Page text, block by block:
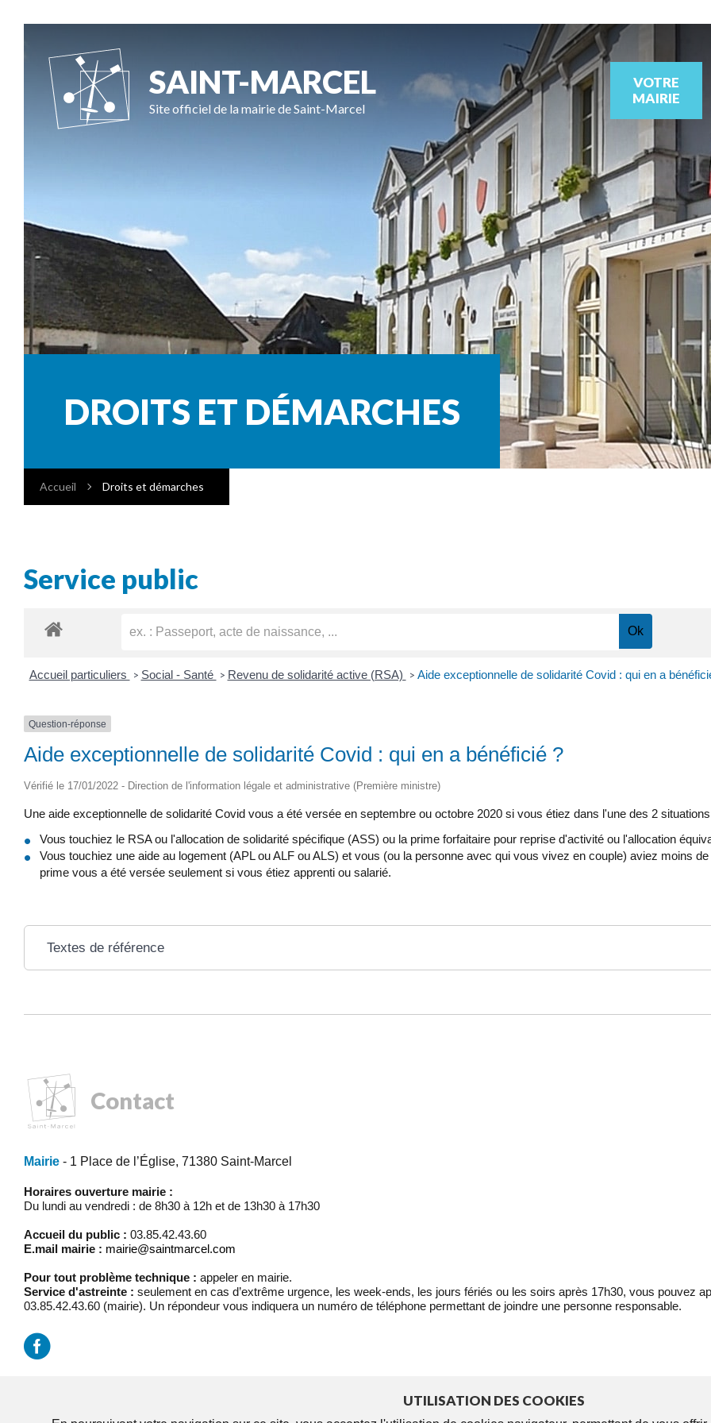
SAINT-MARCEL
Site officiel de la mairie de Saint-Marcel
VOTRE
MAIRIE
DROITS ET DÉMARCHES
Accueil Droits et démarches
Service public
Accueil particuliers > Social - Santé > Revenu de solidarité active (RSA) > Aide exceptionnelle de solidarité Covid : qui en a
Question-réponse
Aide exceptionnelle de solidarité Covid : qui en a bénéficié ?
Vérifié le 17/01/2022 - Direction de l'information légale et administrative (Première ministre)
Une aide exceptionnelle de solidarité Covid vous a été versée en septembre ou octobre 2020 si vous étiez dans l'une des 2
Vous touchiez le RSA ou l'allocation de solidarité spécifique (ASS) ou la prime forfaitaire pour reprise d'activité ou l'allocation
Vous touchiez une aide au logement (APL ou ALF ou ALS) et vous (ou la personne avec qui vous vivez en couple) aviez moins
prime vous a été versée seulement si vous étiez apprenti ou salarié.
Textes de référence
Contact
Mairie - 1 Place de l’Église, 71380 Saint-Marcel
Horaires ouverture mairie :
Du lundi au vendredi : de 8h30 à 12h et de 13h30 à 17h30
Accueil du public : 03.85.42.43.60
E.mail mairie : mairie@saintmarcel.com
Pour tout problème technique : appeler en mairie.
Service d'astreinte : seulement en cas d’extrême urgence, les week-ends, les jours fériés ou les soirs après 17h30, vous pouvez
03.85.42.43.60 (mairie). Un répondeur vous indiquera un numéro de téléphone permettant de joindre une personne responsable.
UTILISATION DES COOKIES